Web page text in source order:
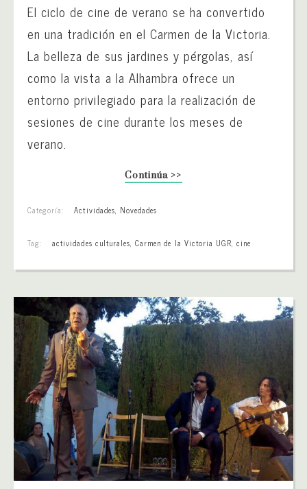
El ciclo de cine de verano se ha convertido
en una tradición en el Carmen de la Victoria.
La belleza de sus jardines y pérgolas, así
como la vista a la Alhambra ofrece un
entorno privilegiado para la realización de
sesiones de cine durante los meses de
verano.
Continúa >>
Categoría: Actividades, Novedades
Tag: actividades culturales,Carmen de la Victoria UGR,cine